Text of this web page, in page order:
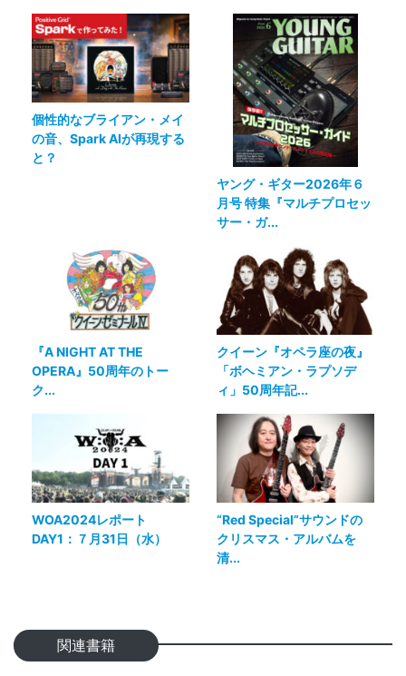
個性的なブライアン・メイ
の音、Spark AIが再現する
と？
ヤング・ギター2026年６
月号 特集『マルチプロセッ
サー・ガ...
『A NIGHT AT THE
OPERA』50周年のトー
ク...
クイーン『オペラ座の夜』
「ボヘミアン・ラプソデ
ィ」50周年記...
WOA2024レポート
DAY1：７月31日（水）
“Red Special”サウンドの
クリスマス・アルバムを
清...
関連書籍